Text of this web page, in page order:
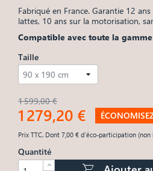
Fabriqué en France. Garantie 12
lattes, 10 ans sur la motorisation,
Compatible avec toute la
Taille
1 599,00 €
1 279,20 €
Prix TTC. Dont 7,00 € d'éco-participation
Quantité